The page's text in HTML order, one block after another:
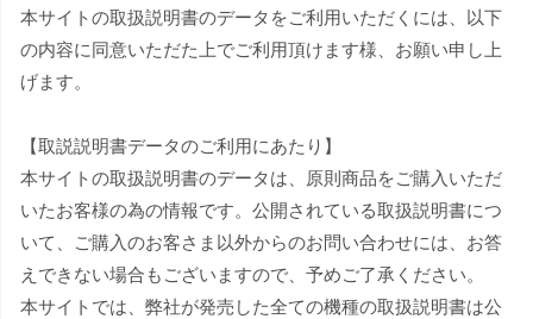
本サイトの取扱説明書のデータをご利用いただくには、以下
の内容に同意いただた上でご利用頂けます様、お願い申し上
げます。
【取説説明書データのご利用にあたり】
本サイトの取扱説明書のデータは、原則商品をご購入いただ
いたお客様の為の情報です。公開されている取扱説明書につ
いて、ご購入のお客さま以外からのお問い合わせには、お答
えできない場合もございますので、予めご了承ください。
本サイトでは、弊社が発売した全ての機種の取扱説明書は公